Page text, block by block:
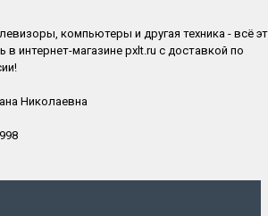
компьютеры и другая техника - всё
в интернет-магазине pxlt.ru с доставкой по
Николаевна